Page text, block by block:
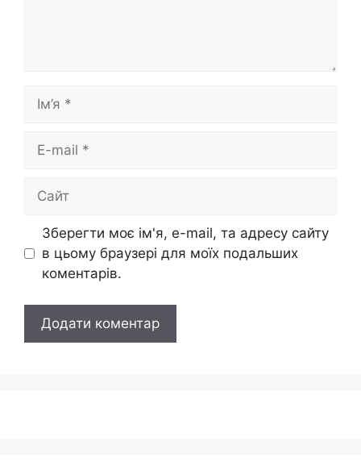
Ім’я
Сайт
Зберегти моє ім'я, e-mail, та адресу сайту
в цьому браузері для моїх подальших
коментарів.